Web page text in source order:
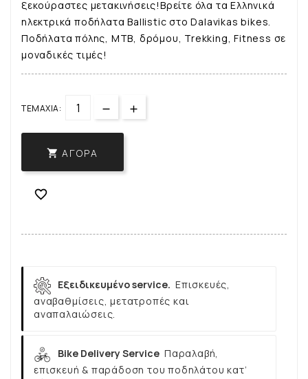
ξεκούραστες μετακινήσεις!Βρείτε όλα τα Ελληνικά
ηλεκτρικά ποδήλατα Ballistic στο Dalavikas bikes.
Ποδήλατα πόλης, ΜΤΒ, δρόμου, Trekking, Fitness σε
μοναδικές τιμές!
ΤΕΜΆΧΙΑ:
 ΑΓΟΡΆ

Εξειδικευμένο service. Επισκευές,
αναβαθμίσεις, μετατροπές και
αναπαλαιώσεις.
Bike Delivery Service Παραλαβή,
επισκευή & παράδοση του ποδηλάτου κατ’